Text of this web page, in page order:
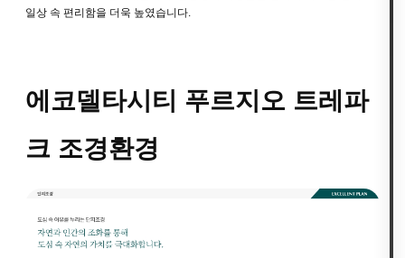
일상 속 편리함을 더욱 높였습니다.
에코델타시티 푸르지오 트레파
크 조경환경